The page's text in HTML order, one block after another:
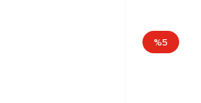
%5